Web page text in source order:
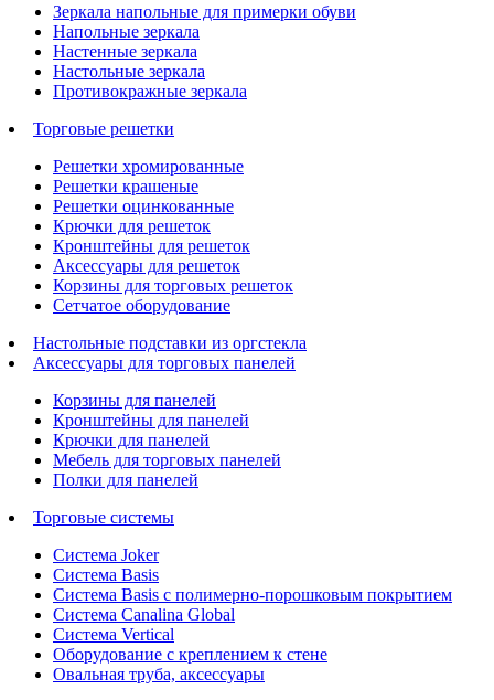
Зеркала напольные для примерки обуви
Напольные зеркала
Настенные зеркала
Настольные зеркала
Противокражные зеркала
Торговые решетки
Решетки хромированные
Решетки крашеные
Решетки оцинкованные
Крючки для решеток
Кронштейны для решеток
Аксессуары для решеток
Корзины для торговых решеток
Сетчатое оборудование
Настольные подставки из оргстекла
Аксессуары для торговых панелей
Корзины для панелей
Кронштейны для панелей
Крючки для панелей
Мебель для торговых панелей
Полки для панелей
Торговые системы
Система Joker
Система Basis
Система Basis с полимерно-порошковым покрытием
Система Canalina Global
Система Vertical
Оборудование с креплением к стене
Овальная труба, аксессуары